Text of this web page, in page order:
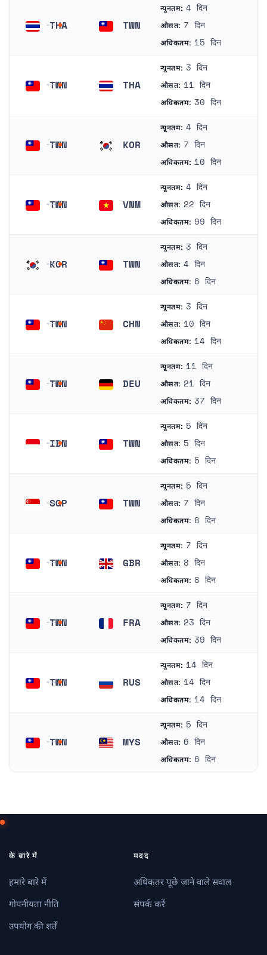
THA TWN
न्यूनतम: 4 दिन
औसत: 7 दिन
अधिकतम: 15 दिन
TWN THA
न्यूनतम: 3 दिन
औसत: 11 दिन
अधिकतम: 30 दिन
TWN KOR
न्यूनतम: 4 दिन
औसत: 7 दिन
अधिकतम: 10 दिन
TWN VNM
न्यूनतम: 4 दिन
औसत: 22 दिन
अधिकतम: 99 दिन
KOR TWN
न्यूनतम: 3 दिन
औसत: 4 दिन
अधिकतम: 6 दिन
TWN CHN
न्यूनतम: 3 दिन
औसत: 10 दिन
अधिकतम: 14 दिन
TWN DEU
न्यूनतम: 11 दिन
औसत: 21 दिन
अधिकतम: 37 दिन
IDN TWN
न्यूनतम: 5 दिन
औसत: 5 दिन
अधिकतम: 5 दिन
SGP TWN
न्यूनतम: 5 दिन
औसत: 7 दिन
अधिकतम: 8 दिन
TWN GBR
न्यूनतम: 7 दिन
औसत: 8 दिन
अधिकतम: 8 दिन
TWN FRA
न्यूनतम: 7 दिन
औसत: 23 दिन
अधिकतम: 39 दिन
TWN RUS
न्यूनतम: 14 दिन
औसत: 14 दिन
अधिकतम: 14 दिन
TWN MYS
न्यूनतम: 5 दिन
औसत: 6 दिन
अधिकतम: 6 दिन
के बारे में
हमारे बारे में
गोपनीयता नीति
उपयोग की शर्तें
मदद
अधिकतर पूछे जाने वाले सवाल
संपर्क करें